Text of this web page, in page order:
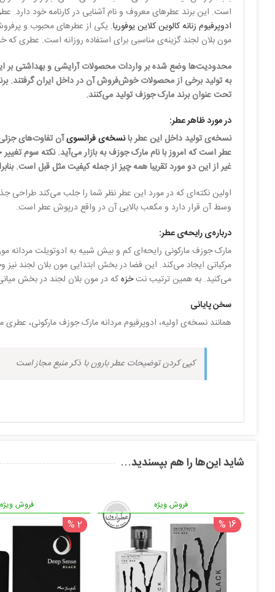
است. این برند عطرهای معروف و نام آشنایی در کارنامه خود دارد.
ادوپرفیوم زنانه کالوین کلاین یوفوریا. یکی از عطر‌های محبوب و
مون بلان لجند گزینه‌ی مناسبی برای استفاده روزانه است. عطری که
محدودیت‌ها وضع شده بر واردات محصولات آرایشی و بهداشتی بر این
به تولید برخی از محصولات خوش‌فروش آن در داخل ایران گرفتند.
تحت عنوان برند مارک جوزف تولید می‌کنند.
در مورد ظاهر عطر:
نسخه‌ی تولید داخل این عطر بانسخه‌ی فرانسوی
غیر از این دو مورد تقریبا همه‌ چیز از جمله کیفیت مثل قبل است.
وسط آن قرار دارد و مکعب بالایی آن در واقع درپوش عطر است.
درباره‌ی رایحه‌ی عطر:
مارک جوزف مارکونی رایحه‌ای کم و بیش شبیه به ادوتویلت مردانه
مرکباتی ایجاد می‌کند. این فضا در بخش ابتدایی مون بلان لجند
می‌کنید. به همین ترتیب نتخزهکه در مون بلان لجند در بخش
سخن پایانی
همانند نسخه‌ی اولیه، ادوپرفیوم مردانه مارک جوزف مارکونی،
کپی کردن توضیحات عطر بارون با ذکر منبع مجاز است
شاید این‌ها را هم بپسندید…
فروش ویژه
16 %
فروش ویژه
2 %